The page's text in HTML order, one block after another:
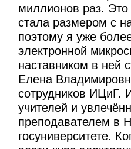
миллионов раз.
стала размером с
поэтому я уже
электронной
наставником в ней
Елена
сотрудников ИЦиГ.
учителей и
преподавателем в
госуниверситете.